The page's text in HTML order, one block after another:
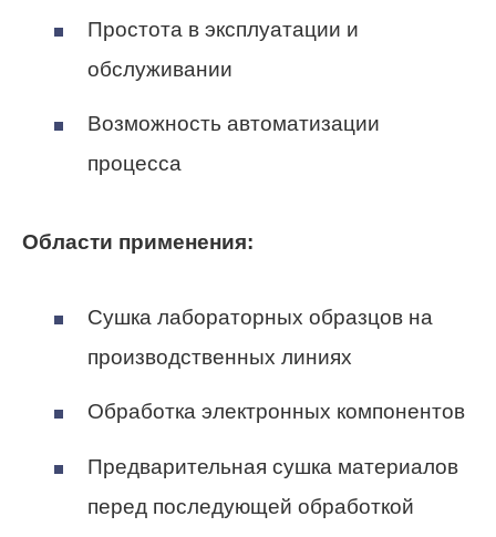
Простота в эксплуатации и
обслуживании
Возможность автоматизации
процесса
Области применения:
Сушка лабораторных образцов на
производственных линиях
Обработка электронных компонентов
Предварительная сушка материалов
перед последующей обработкой